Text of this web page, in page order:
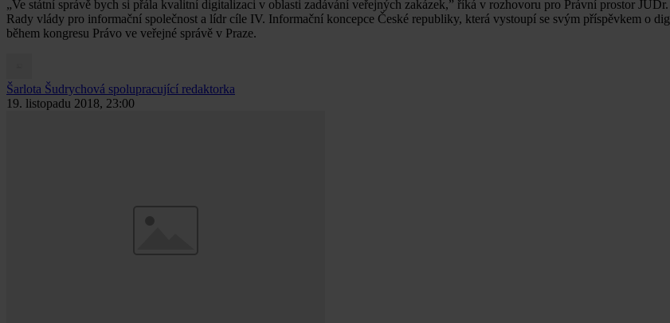
„Ve státní správě bych si přála kvalitní digitalizaci v oblasti zadávání veřejných zakázek,” říká v rozhovoru pro Právní prostor
Rady vlády pro informační společnost a lídr cíle IV. Informační koncepce České republiky, která vystoupí se svým příspěvkem o
během kongresu Právo ve veřejné správě v Praze.
Šarlota Šudrychová spolupracující redaktorka
19. listopadu 2018, 23:00